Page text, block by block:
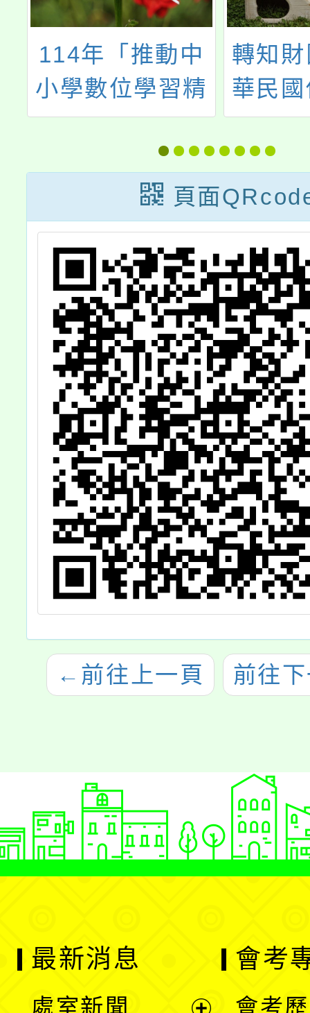
114年「推動中
小學數位學習精
進方案」B1科技
輔助自主學習工
作坊(修正)
轉知
華民
慈善
辦理
成長
章，
名
頁面
← 前往上一頁 前往
最新消息
處室新聞
會考
會考